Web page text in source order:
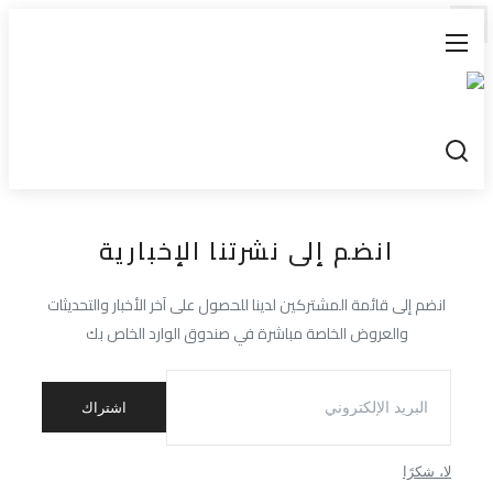
إقتصاد
رياضة
تقارير
تحقيقات
انضم إلى نشرتنا الإخبارية
انضم إلى قائمة المشتركين لدينا للحصول على آخر الأخبار والتحديثات
والعروض الخاصة مباشرة في صندوق الوارد الخاص بك
اشتراك
لا، شكرًا